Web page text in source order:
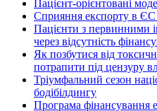
Пацієнт-орієнтовані
Сприяння експорту в ЄС
Пацієнти з первинними
через відсутність
Як позбутися від
потрапити під цензуру
Тріумфальний сезон
бодібілдингу
Програма фінансування